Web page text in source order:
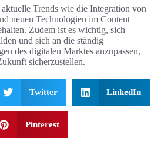
Trends wie die Integration von
neuen Technologien im Content
Zudem ist es wichtig, sich
und sich an die ständig
des digitalen Marktes anzupassen,
sicherzustellen.
Twitter LinkedIn
Pinterest